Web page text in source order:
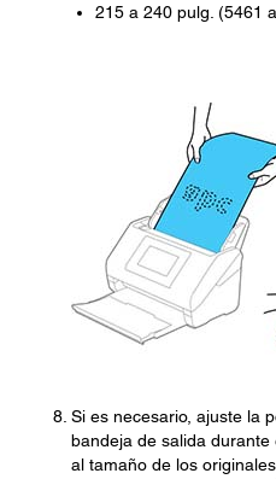
215 a 240 pulg. (5461
Si es necesario, ajuste la
bandeja de salida
al tamaño de los